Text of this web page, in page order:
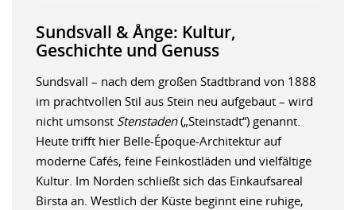
Sundsvall & Ånge: Kultur,
Geschichte und Genuss
Sundsvall – nach dem großen Stadtbrand von 1888
im prachtvollen Stil aus Stein neu aufgebaut – wird
nicht umsonst Stenstaden(„Steinstadt“) genannt.
Heute trifft hier Belle-Époque-Architektur auf
moderne Cafés, feine Feinkostläden und vielfältige
Kultur. Im Norden schließt sich das Einkaufsareal
Birsta an. Westlich der Küste beginnt eine ruhige,